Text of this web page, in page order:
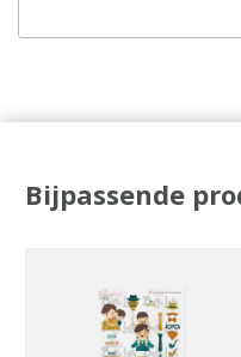
Bijpassende